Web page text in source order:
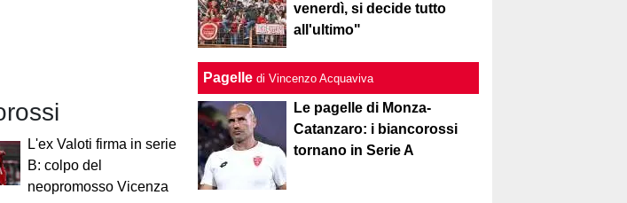
L'ex Valoti firma in serie
B: colpo del
neopromosso Vicenza
venerdì, si decide tutto
all'ultimo"
Pagelle di Vincenzo Acquaviva
Le pagelle di Monza-
Catanzaro: i biancorossi
tornano in Serie A